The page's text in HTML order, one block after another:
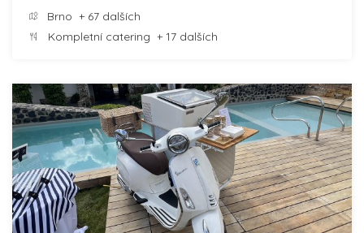
Brno + 67 dalších
Kompletní catering + 17 dalších